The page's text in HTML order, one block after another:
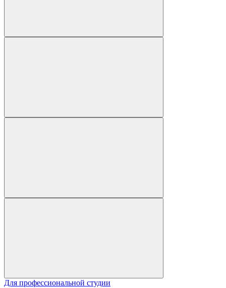
Для профессиональной студии